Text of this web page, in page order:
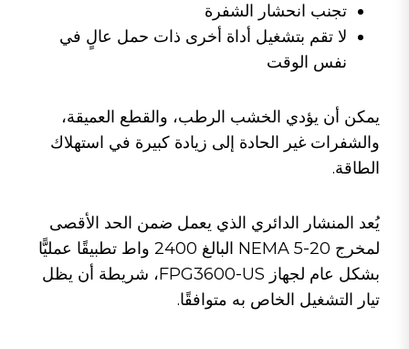
تجنب انحشار الشفرة
لا تقم بتشغيل أداة أخرى ذات حمل عالٍ في
نفس الوقت
يمكن أن يؤدي الخشب الرطب، والقطع العميقة،
والشفرات غير الحادة إلى زيادة كبيرة في استهلاك
الطاقة.
يُعد المنشار الدائري الذي يعمل ضمن الحد الأقصى
لمخرج NEMA 5-20 البالغ 2400 واط تطبيقًا عمليًّا
بشكل عام لجهاز FPG3600-US، شريطة أن يظل
تيار التشغيل الخاص به متوافقًا.